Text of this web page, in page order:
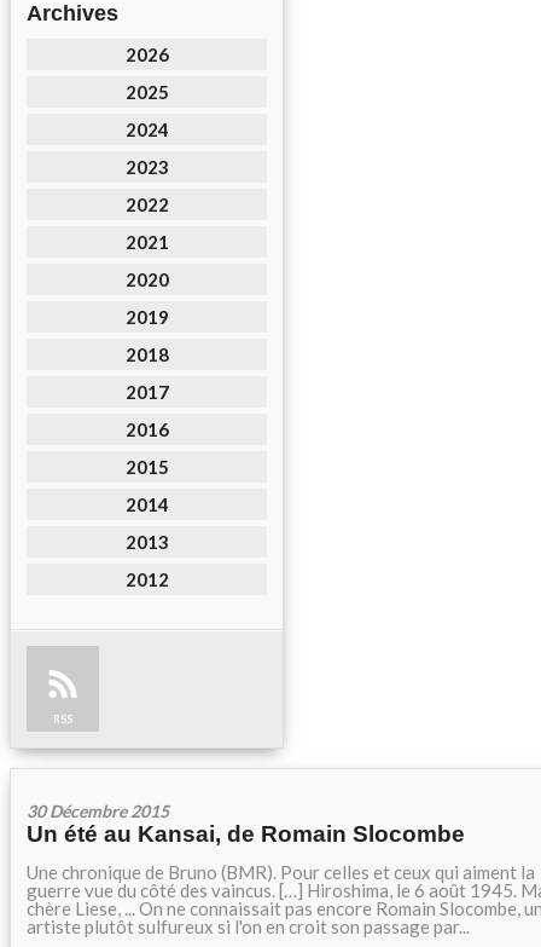
Archives
2026
2025
2024
2023
2022
2021
2020
2019
2018
2017
2016
2015
2014
2013
2012
RSS
30 Décembre 2015
Un été au Kansai, de Romain Slocombe
Une chronique de Bruno (BMR). Pour celles et ceux qui aiment la
guerre vue du côté des vaincus. […] Hiroshima, le 6 août 1945.
chère Liese, ... On ne connaissait pas encore Romain Slocombe,
artiste plutôt sulfureux si l'on en croit son passage par...